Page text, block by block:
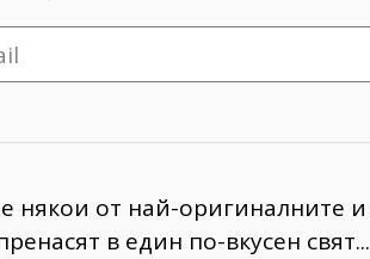
някои от най-оригиналните и
в един по-вкусен свят...